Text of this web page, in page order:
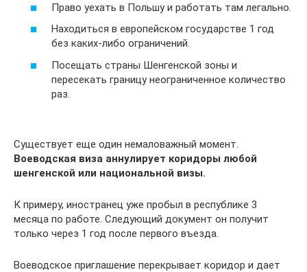
Право уехать в Польшу и работать там легально.
Находиться в европейском государстве 1 год
без каких-либо ограничений.
Посещать страны Шенгенской зоны и
пересекать границу неограниченное количество
раз.
Существует еще один немаловажный момент.
Воеводская виза аннулирует коридоры любой
шенгенской или национальной визы.
К примеру, иностранец уже пробыл в республике 3
месяца по работе. Следующий документ он получит
только через 1 год после первого въезда.
Воеводское приглашение перекрывает коридор и дает